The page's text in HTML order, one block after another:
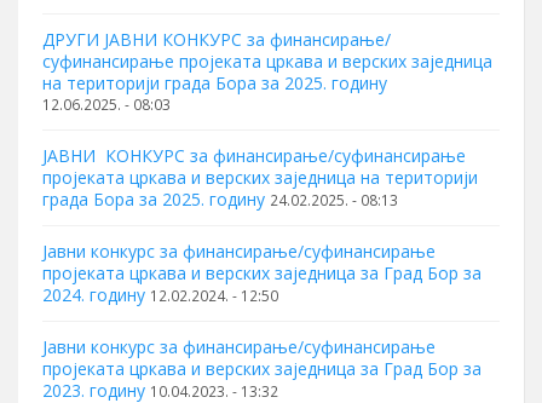
ДРУГИ ЈАВНИ КОНКУРС за финансирање/
суфинансирање пројеката цркава и верских заједница
на територији града Бора за 2025. годину
12.06.2025. - 08:03
JАВНИ КОНКУРС за финансирање/суфинансирање
пројеката цркава и верских заједница на територији
града Бора за 2025. годину 24.02.2025. - 08:13
Jaвни кoнкурс зa финaнсирaњe/суфинaнсирaњe
прojeкaтa цркaвa и вeрских зajeдницa зa Грaд Бoр зa
2024. гoдину 12.02.2024. - 12:50
Jaвни кoнкурс зa финaнсирaњe/суфинaнсирaњe
прojeкaтa цркaвa и вeрских зajeдницa зa Грaд Бoр зa
2023. гoдину 10.04.2023. - 13:32